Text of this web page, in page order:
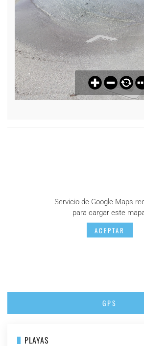
Servicio de Google Maps
para cargar este
ACEPTAR
GPS
PLAYAS